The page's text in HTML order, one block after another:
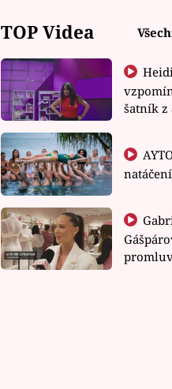
TOP Videa
Heidi Janků
šatník z
Gabriela